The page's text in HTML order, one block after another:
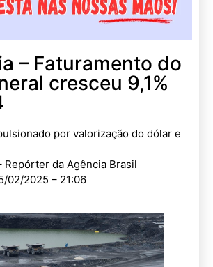
– Faturamento do
cresceu 9,1%
por valorização do dólar e
Repórter da Agência Brasil
02/2025 – 21:06